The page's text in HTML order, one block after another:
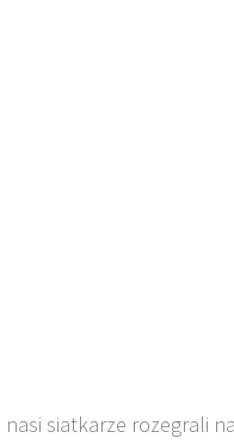
siatkarze rozegrali